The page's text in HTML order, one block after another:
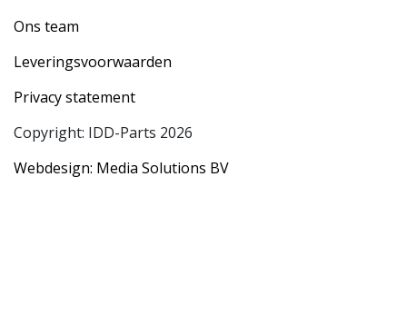
Ons team
Leveringsvoorwaarden
Privacy statement
Copyright: IDD-Parts 2026
Webdesign: Media Solutions BV